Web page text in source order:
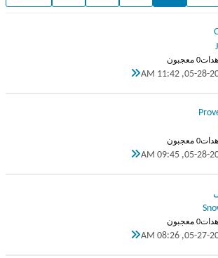
0 معجبون
05-28-2007,
0 معجبون
05-28-2007,
0 معجبون
05-27-2007,